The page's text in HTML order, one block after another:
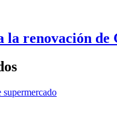
la renovación